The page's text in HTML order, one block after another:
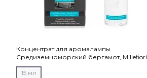
Концентрат для аромалампы
Средиземноморский бергамот, Millefiori
Milano
15 мл